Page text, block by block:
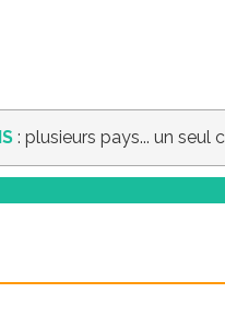
: plusieurs pays... un seul